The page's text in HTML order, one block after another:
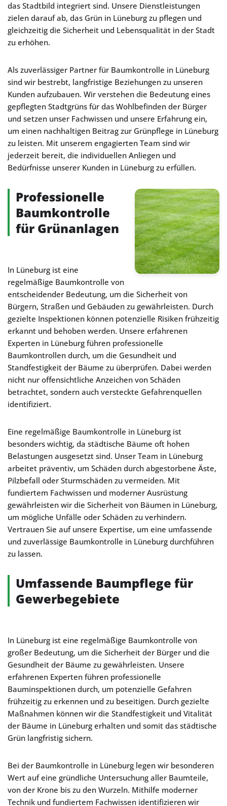
das Stadtbild integriert sind. Unsere Dienstleistungen
zielen darauf ab, das Grün in Lüneburg zu pflegen und
gleichzeitig die Sicherheit und Lebensqualität in der Stadt
zu erhöhen.
Als zuverlässiger Partner für Baumkontrolle in Lüneburg
sind wir bestrebt, langfristige Beziehungen zu unseren
Kunden aufzubauen. Wir verstehen die Bedeutung eines
gepflegten Stadtgrüns für das Wohlbefinden der Bürger
und setzen unser Fachwissen und unsere Erfahrung ein,
um einen nachhaltigen Beitrag zur Grünpflege in Lüneburg
zu leisten. Mit unserem engagierten Team sind wir
jederzeit bereit, die individuellen Anliegen und
Bedürfnisse unserer Kunden in Lüneburg zu erfüllen.
Professionelle
Baumkontrolle
für Grünanlagen
In Lüneburg ist eine
regelmäßige Baumkontrolle von
entscheidender Bedeutung, um die Sicherheit von
Bürgern, Straßen und Gebäuden zu gewährleisten. Durch
gezielte Inspektionen können potenzielle Risiken frühzeitig
erkannt und behoben werden. Unsere erfahrenen
Experten in Lüneburg führen professionelle
Baumkontrollen durch, um die Gesundheit und
Standfestigkeit der Bäume zu überprüfen. Dabei werden
nicht nur offensichtliche Anzeichen von Schäden
betrachtet, sondern auch versteckte Gefahrenquellen
identifiziert.
Eine regelmäßige Baumkontrolle in Lüneburg ist
besonders wichtig, da städtische Bäume oft hohen
Belastungen ausgesetzt sind. Unser Team in Lüneburg
arbeitet präventiv, um Schäden durch abgestorbene Äste,
Pilzbefall oder Sturmschäden zu vermeiden. Mit
fundiertem Fachwissen und moderner Ausrüstung
gewährleisten wir die Sicherheit von Bäumen in Lüneburg,
um mögliche Unfälle oder Schäden zu verhindern.
Vertrauen Sie auf unsere Expertise, um eine umfassende
und zuverlässige Baumkontrolle in Lüneburg durchführen
zu lassen.
Umfassende Baumpflege für
Gewerbegebiete
In Lüneburg ist eine regelmäßige Baumkontrolle von
großer Bedeutung, um die Sicherheit der Bürger und die
Gesundheit der Bäume zu gewährleisten. Unsere
erfahrenen Experten führen professionelle
Bauminspektionen durch, um potenzielle Gefahren
frühzeitig zu erkennen und zu beseitigen. Durch gezielte
Maßnahmen können wir die Standfestigkeit und Vitalität
der Bäume in Lüneburg erhalten und somit das städtische
Grün langfristig sichern.
Bei der Baumkontrolle in Lüneburg legen wir besonderen
Wert auf eine gründliche Untersuchung aller Baumteile,
von der Krone bis zu den Wurzeln. Mithilfe moderner
Technik und fundiertem Fachwissen identifizieren wir